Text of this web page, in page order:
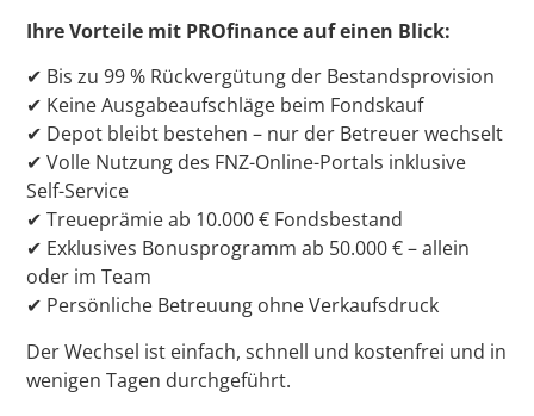
Ihre Vorteile mit PROfinance auf einen Blick:
✔ Bis zu 99 % Rückvergütung der Bestandsprovision
✔ Keine Ausgabeaufschläge beim Fondskauf
✔ Depot bleibt bestehen – nur der Betreuer wechselt
✔ Volle Nutzung des FNZ-Online-Portals inklusive
Self-Service
✔ Treueprämie ab 10.000 € Fondsbestand
✔ Exklusives Bonusprogramm ab 50.000 € – allein
oder im Team
✔ Persönliche Betreuung ohne Verkaufsdruck
Der Wechsel ist einfach, schnell und kostenfrei und in
wenigen Tagen durchgeführt.